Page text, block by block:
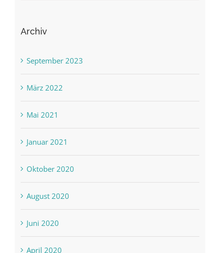
Archiv
September 2023
März 2022
Mai 2021
Januar 2021
Oktober 2020
August 2020
Juni 2020
April 2020